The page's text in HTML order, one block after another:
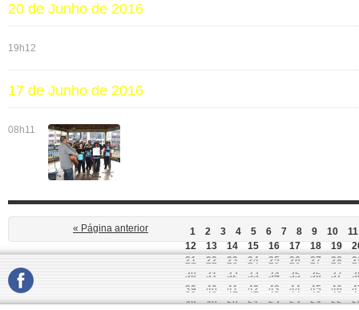
20 de Junho de 2016
19h12
17 de Junho de 2016
08h11
« Página anterior 1 2 3 4 5 6 7 8 9 10
11
12
13 14 15 16 17 18 19
21
22 23 24 25 26 27 28
30
31 32 33 34 35 36 37
39
40 41 42 43 44 45 46
48
49 50 51 52 53 54 55